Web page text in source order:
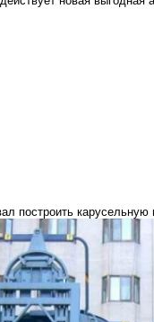
построить карусельную